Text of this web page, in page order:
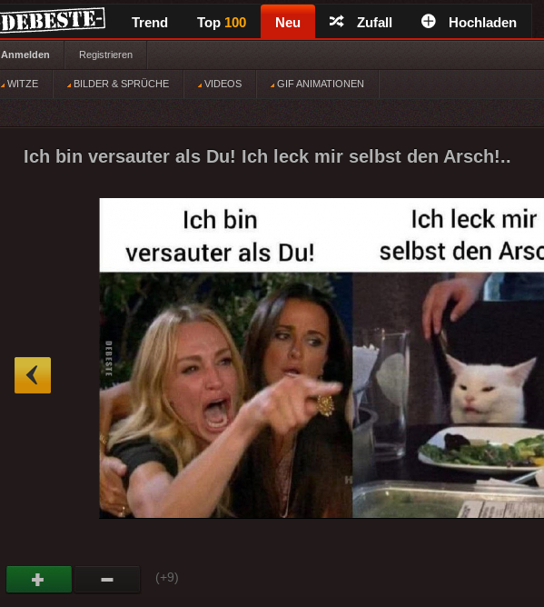
Trend Top 100 Neu Zufall Hochladen
Anmelden Registrieren
WITZE BILDER & SPRÜCHE VIDEOS GIF ANIMATIONEN
Ich bin versauter als Du! Ich leck mir selbst den Arsch!..
(+9)